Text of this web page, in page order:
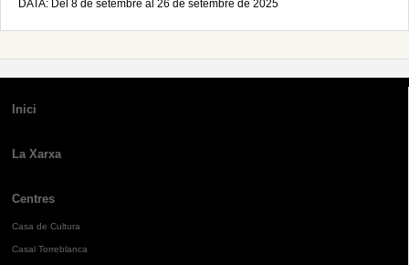
DATA: Del 8 de setembre al 26 de setembre de 2025
Inici
La Xarxa
Centres
Casa de Cultura
Casal Torreblanca